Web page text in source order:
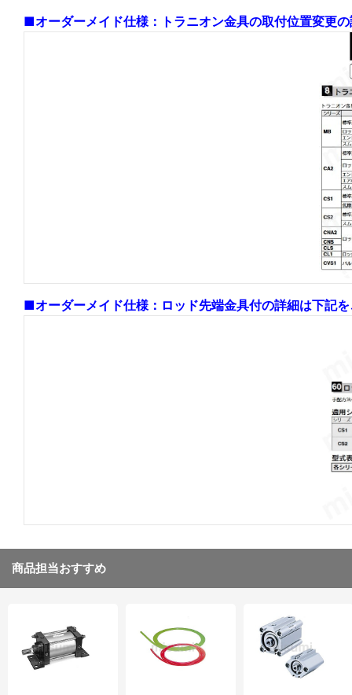
■オーダーメイド仕様：トラニオン金具の取付位置変更
■オーダーメイド仕様：ロッド先端金具付の詳細は下記
商品担当おすすめ